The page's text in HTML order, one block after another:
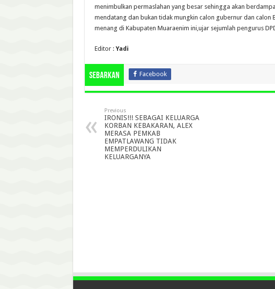
menimbulkan permaslahan yang besar sehingga akan
mendatang dan bukan tidak mungkin calon gubernur dan calon
menang di Kabupaten Muaraenim ini,ujar sejumlah pengurus
Editor : Yadi
Sebarkan Facebook
Previous
IRONIS!!! SEBAGAI KELUARGA
KORBAN KEBAKARAN, ALEX
MERASA PEMKAB
EMPATLAWANG TIDAK
MEMPERDULIKAN
KELUARGANYA